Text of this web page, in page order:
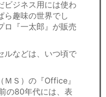
ビジネス用には使わ
ら趣味の世界でし
ロ『一太郎』が販売
ルなどは、いつ頃で
ＭＳ）の『Office』
の80年代には、表